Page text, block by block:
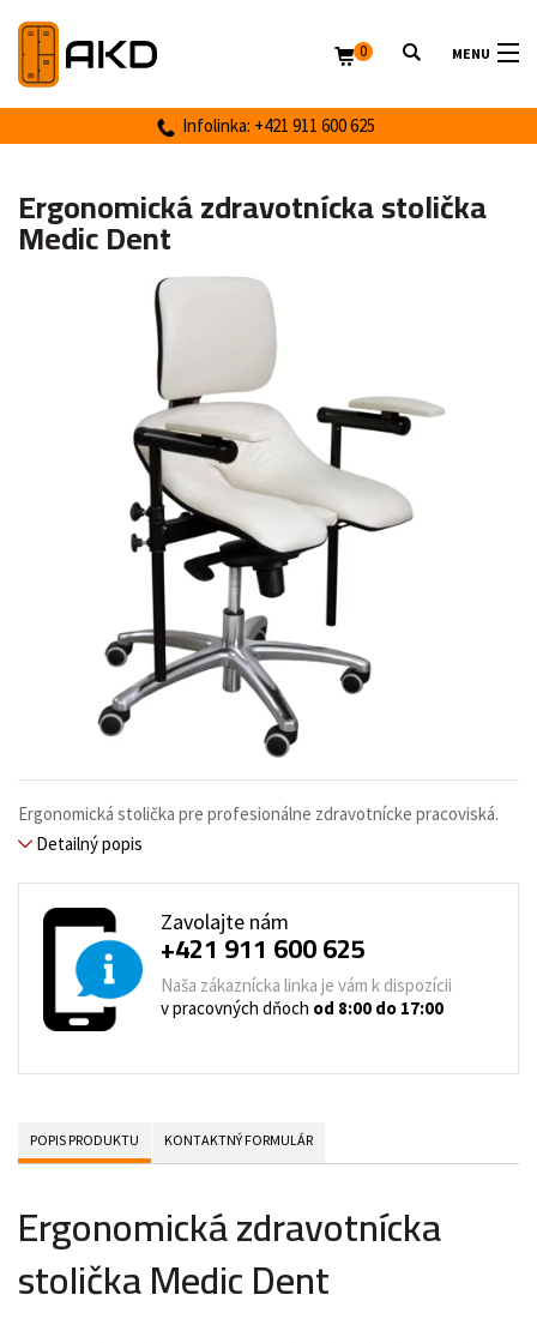
MENU
Infolinka: +421 911 600 625
0
Ergonomická zdravotnícka stolička
Medic Dent
Ergonomická stolička pre profesionálne zdravotnícke pracoviská.
Detailný popis
Zavolajte nám
+421 911 600 625
Naša zákaznícka linka je vám k dispozícii
v pracovných dňoch od 8:00 do 17:00
POPIS PRODUKTU KONTAKTNÝ FORMULÁR
Ergonomická zdravotnícka
stolička Medic Dent